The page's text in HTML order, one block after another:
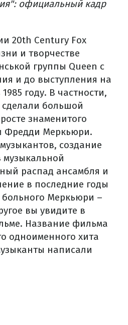
официальный кадр
20th Century Fox
и творчестве
группы Queen с
и до выступления на
году. В частности,
большой
знаменитого
Фредди Меркьюри.
создание
распад ансамбля и
в последние годы
Меркьюри –
вы увидите в
Название фильма
одноименного хита
написали